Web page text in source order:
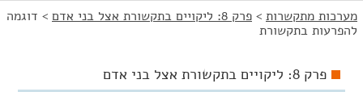
מערכות מתקשרות > פרק 8: ליקויים בתקשורת אצל בני אדם > דוגמה
להפרעות בתקשורת
פרק 8: ליקויים בתקשורת אצל בני אדם